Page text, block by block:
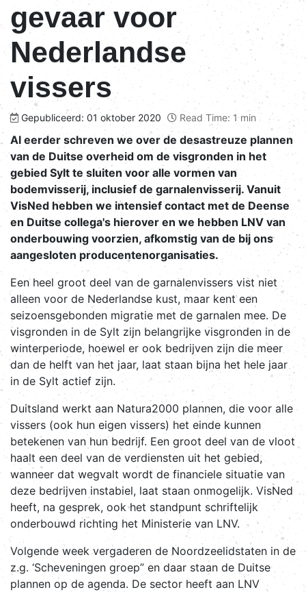
gevaar voor
Nederlandse
vissers
Gepubliceerd: 01 oktober 2020 Read Time: 1 min
Al eerder schreven we over de desastreuze plannen
van de Duitse overheid om de visgronden in het
gebied Sylt te sluiten voor alle vormen van
bodemvisserij, inclusief de garnalenvisserij. Vanuit
VisNed hebben we intensief contact met de Deense
en Duitse collega's hierover en we hebben LNV van
onderbouwing voorzien, afkomstig van de bij ons
aangesloten producentenorganisaties.
Een heel groot deel van de garnalenvissers vist niet
alleen voor de Nederlandse kust, maar kent een
seizoensgebonden migratie met de garnalen mee. De
visgronden in de Sylt zijn belangrijke visgronden in de
winterperiode, hoewel er ook bedrijven zijn die meer
dan de helft van het jaar, laat staan bijna het hele jaar
in de Sylt actief zijn.
Duitsland werkt aan Natura2000 plannen, die voor alle
vissers (ook hun eigen vissers) het einde kunnen
betekenen van hun bedrijf. Een groot deel van de vloot
haalt een deel van de verdiensten uit het gebied,
wanneer dat wegvalt wordt de financiele situatie van
deze bedrijven instabiel, laat staan onmogelijk. VisNed
heeft, na gesprek, ook het standpunt schriftelijk
onderbouwd richting het Ministerie van LNV.
Volgende week vergaderen de Noordzeelidstaten in de
z.g. ‘Scheveningen groep” en daar staan de Duitse
plannen op de agenda. De sector heeft aan LNV